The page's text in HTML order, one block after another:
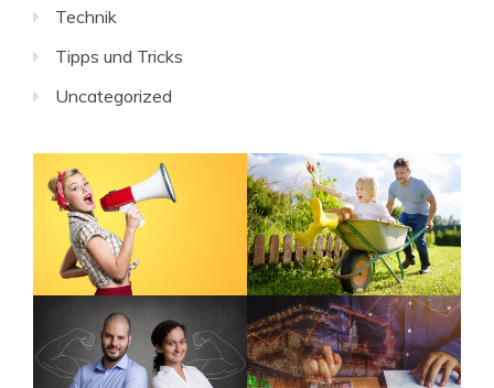
Technik
Tipps und Tricks
Uncategorized